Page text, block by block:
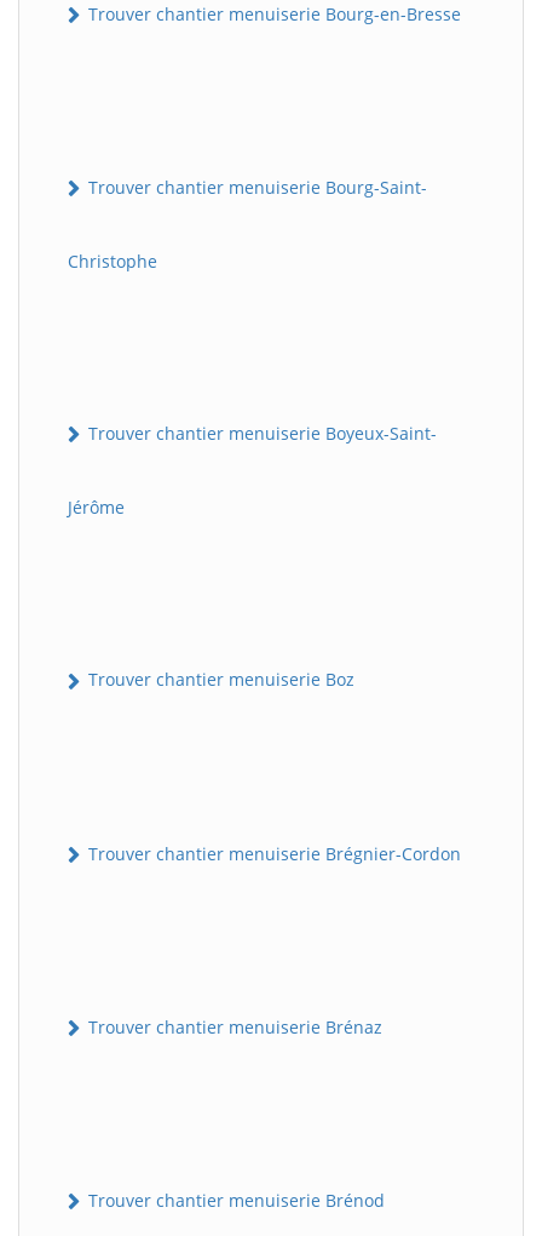
Trouver chantier menuiserie Bourg-en-Bresse
Trouver chantier menuiserie Bourg-Saint-
Christophe
Trouver chantier menuiserie Boyeux-Saint-
Jérôme
Trouver chantier menuiserie Boz
Trouver chantier menuiserie Brégnier-Cordon
Trouver chantier menuiserie Brénaz
Trouver chantier menuiserie Brénod